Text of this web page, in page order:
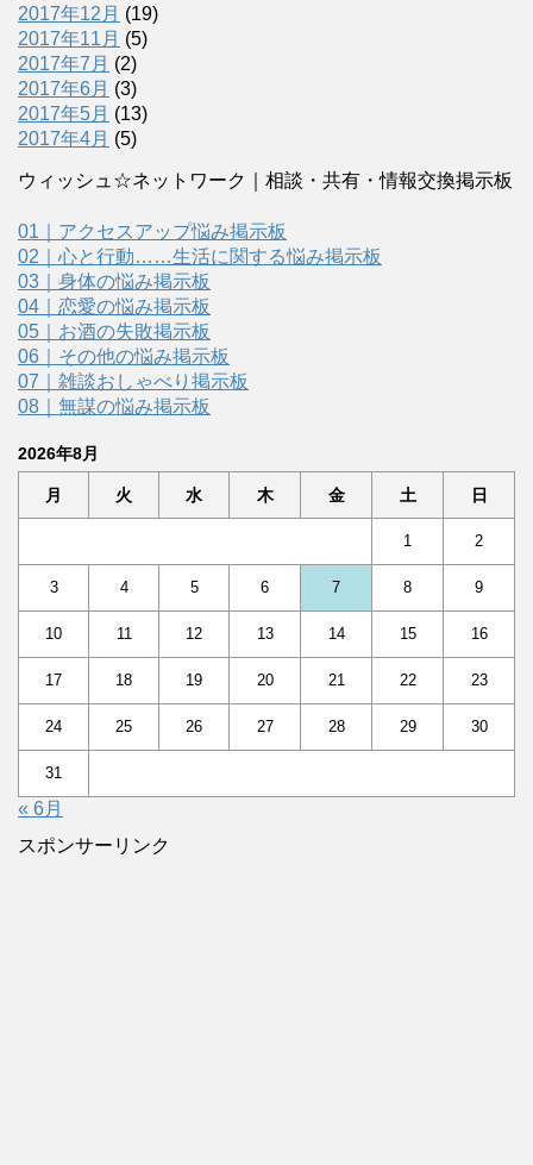
2017年12月 (19)
2017年11月 (5)
2017年7月 (2)
2017年6月 (3)
2017年5月 (13)
2017年4月 (5)
ウィッシュ☆ネットワーク｜相談・共有・情報交換掲示板
01｜アクセスアップ悩み掲示板
02｜心と行動……生活に関する悩み掲示板
03｜身体の悩み掲示板
04｜恋愛の悩み掲示板
05｜お酒の失敗掲示板
06｜その他の悩み掲示板
07｜雑談おしゃべり掲示板
08｜無謀の悩み掲示板
2026年8月
月 火 水 木 金 土 日
1 2
3 4 5 6 7 8 9
10 11 12 13 14 15 16
17 18 19 20 21 22 23
24 25 26 27 28 29 30
31
« 6月
スポンサーリンク